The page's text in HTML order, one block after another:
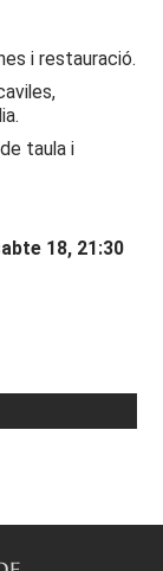
i restauració.
taula i
18, 21:30